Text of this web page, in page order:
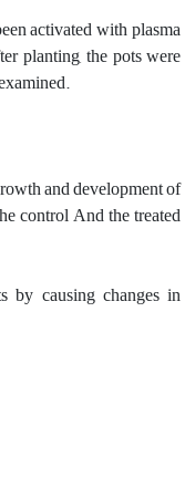
activated with plasma
planting, the pots were
.
and development of
controlAnd the treated
by causing changes in